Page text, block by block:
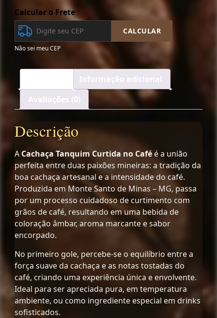
Calcular o Frete
CALCULAR
Não sei meu CEP
Informação adicional
Avaliações (0)
Descrição
A Cachaça Tanquim Curtida no Caféé a união
perfeita entre duas paixões mineiras: a tradição da
boa cachaça artesanal e a intensidade do café.
Produzida em Monte Santo de Minas – MG, passa
por um processo cuidadoso de curtimento com
grãos de café, resultando em uma bebida de
coloração âmbar, aroma marcante e sabor
encorpado.
No primeiro gole, percebe-se o equilíbrio entre a
força suave da cachaça e as notas tostadas do
café, criando uma experiência única e envolvente.
Ideal para ser apreciada pura, em temperatura
ambiente, ou como ingrediente especial em drinks
sofisticados.